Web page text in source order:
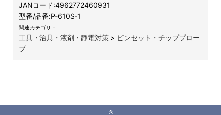
JANコード:4962772460931
型番/品番:P-610S-1
関連カテゴリ：
工具・治具・液剤・静電対策 > ピンセット・チッププロー
ブ